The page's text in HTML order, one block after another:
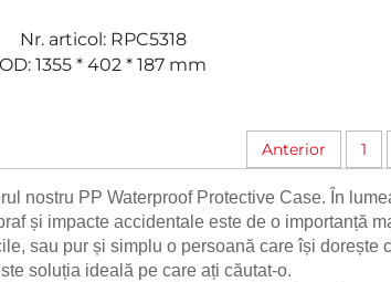
Nr. articol: RPC5318
OD: 1355 * 402 * 187 mm
Anterior 1
nostru PP Waterproof Protective Case. În
și impacte accidentale este de o importanță
sau pur și simplu o persoană care își
soluția ideală pe care ați căutat-o.